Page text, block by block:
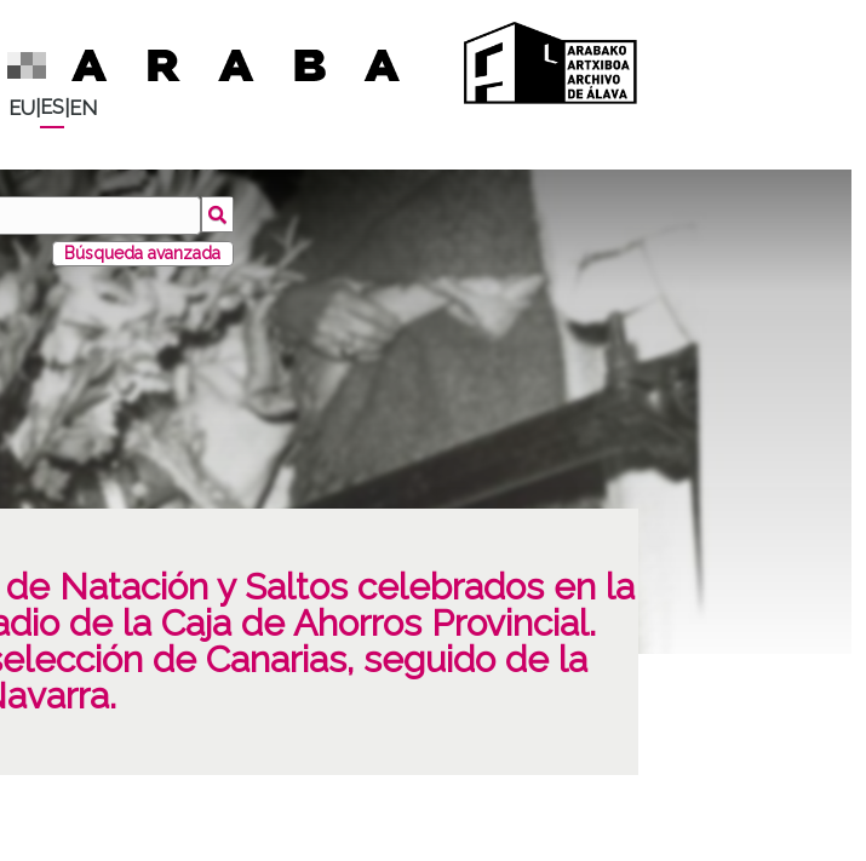
EU| ES| EN
Búsqueda avanzada
Natación y Saltos celebrados en la
de la Caja de Ahorros Provincial.
de Canarias, seguido de la